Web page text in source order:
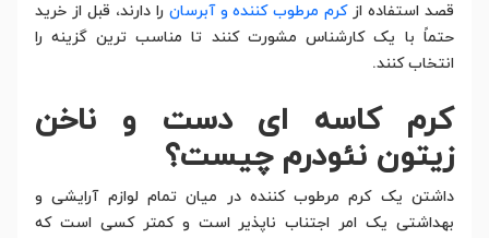
قصد استفاده ازکرم مرطوب کننده و آبرسان را دارند، قبل از خرید
حتماً با یک کارشناس مشورت کنند تا مناسب ترین گزینه را
انتخاب کنند.
کرم کاسه ای دست و ناخن
زیتون نئودرم چیست؟
داشتن یک کرم مرطوب کننده در میان تمام لوازم آرایشی و
بهداشتی یک امر اجتناب ناپذیر است و کمتر کسی است که